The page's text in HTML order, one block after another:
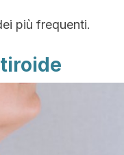
più frequenti.